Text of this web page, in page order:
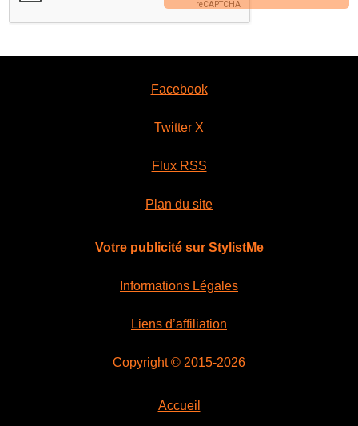
Facebook
Twitter X
Flux RSS
Plan du site
Votre publicité sur StylistMe
Informations Légales
Liens d’affiliation
Copyright © 2015-2026
Accueil